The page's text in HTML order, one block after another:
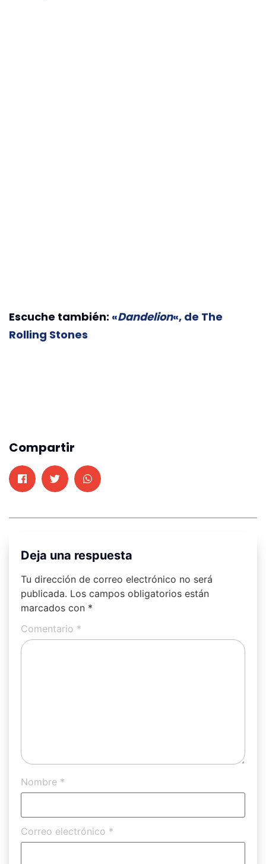
Escuche también: «Dandelion«, de The
Rolling Stones
Compartir
Deja una respuesta
Tu dirección de correo electrónico no será
publicada. Los campos obligatorios están
marcados con *
Comentario *
Nombre *
Correo electrónico *